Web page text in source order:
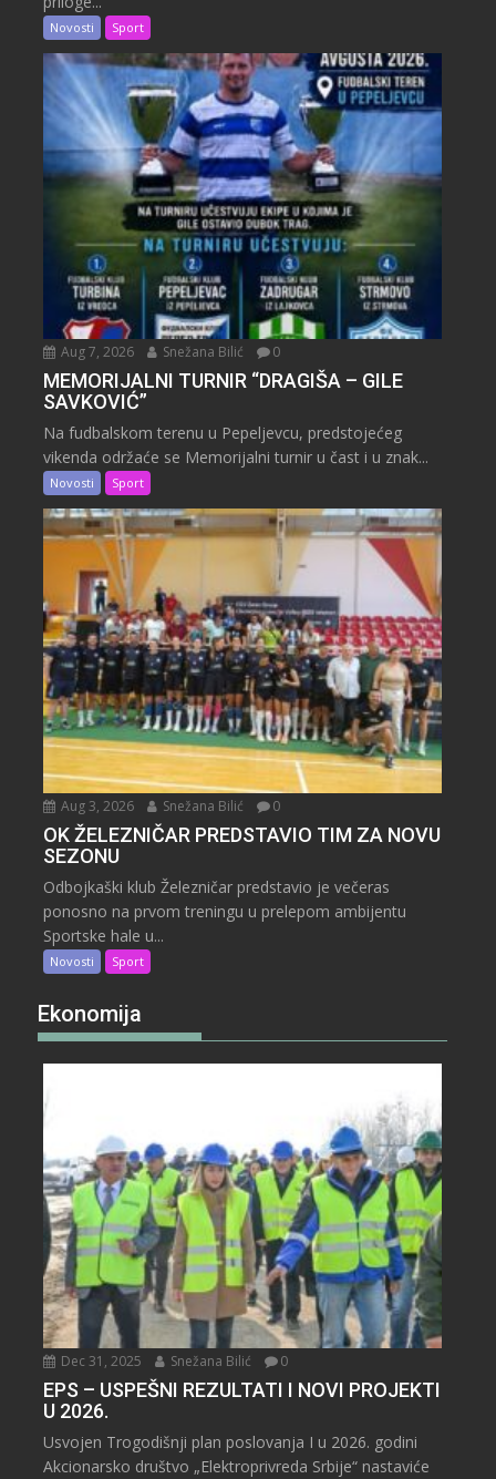
Novosti Sport
Aug 7, 2026 Snežana Bilić 0
MEMORIJALNI TURNIR “DRAGIŠA – GILE
SAVKOVIĆ”
Na fudbalskom terenu u Pepeljevcu, predstojećeg
vikenda održaće se Memorijalni turnir u čast i u znak...
Novosti Sport
Aug 3, 2026 Snežana Bilić 0
OK ŽELEZNIČAR PREDSTAVIO TIM ZA NOVU
SEZONU
Odbojkaški klub Železničar predstavio je večeras
ponosno na prvom treningu u prelepom ambijentu
Sportske hale u...
Novosti Sport
Ekonomija
Dec 31, 2025 Snežana Bilić 0
EPS – USPEŠNI REZULTATI I NOVI PROJEKTI
U 2026.
Usvojen Trogodišnji plan poslovanja I u 2026. godini
Akcionarsko društvo „Elektroprivreda Srbije“ nastaviće